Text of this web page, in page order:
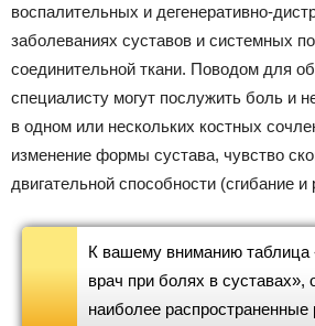
воспалительных и дегенеративно-
заболеваниях суставов и системных
соединительной ткани. Поводом для
специалисту могут послужить боль и
в одном или нескольких костных
изменение формы сустава, чувство
двигательной способности (сгибание и
К вашему вниманию таблица
врач при болях в
наиболее распространенные